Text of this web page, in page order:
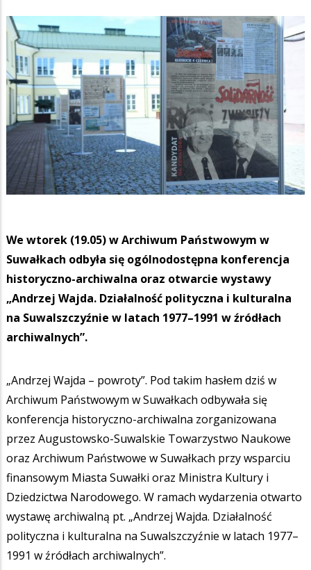
We wtorek (19.05) w Archiwum Państwowym w
Suwałkach odbyła się ogólnodostępna konferencja
historyczno-archiwalna oraz otwarcie wystawy
„Andrzej Wajda. Działalność polityczna i kulturalna
na Suwalszczyźnie w latach 1977–1991 w źródłach
archiwalnych”.
„Andrzej Wajda – powroty”. Pod takim hasłem dziś w
Archiwum Państwowym w Suwałkach odbywała się
konferencja historyczno-archiwalna zorganizowana
przez Augustowsko-Suwalskie Towarzystwo Naukowe
oraz Archiwum Państwowe w Suwałkach przy wsparciu
finansowym Miasta Suwałki oraz Ministra Kultury i
Dziedzictwa Narodowego. W ramach wydarzenia otwarto
wystawę archiwalną pt. „Andrzej Wajda. Działalność
polityczna i kulturalna na Suwalszczyźnie w latach 1977–
1991 w źródłach archiwalnych”.